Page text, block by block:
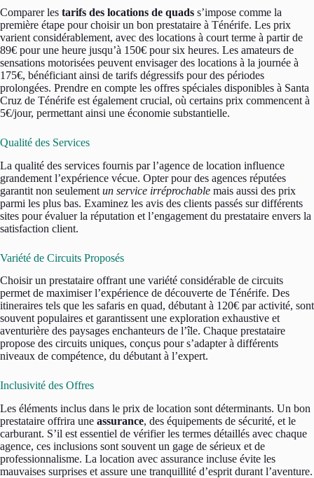
Comparer les tarifs des locations de quads s’impose comme la
première étape pour choisir un bon prestataire à Ténérife. Les prix
varient considérablement, avec des locations à court terme à partir de
89€ pour une heure jusqu’à 150€ pour six heures. Les amateurs de
sensations motorisées peuvent envisager des locations à la journée à
175€, bénéficiant ainsi de tarifs dégressifs pour des périodes
prolongées. Prendre en compte les offres spéciales disponibles à Santa
Cruz de Ténérife est également crucial, où certains prix commencent à
5€/jour, permettant ainsi une économie substantielle.
Qualité des Services
La qualité des services fournis par l’agence de location influence
grandement l’expérience vécue. Opter pour des agences réputées
garantit non seulement un service irréprochable mais aussi des prix
parmi les plus bas. Examinez les avis des clients passés sur différents
sites pour évaluer la réputation et l’engagement du prestataire envers la
satisfaction client.
Variété de Circuits Proposés
Choisir un prestataire offrant une variété considérable de circuits
permet de maximiser l’expérience de découverte de Ténérife. Des
itineraires tels que les safaris en quad, débutant à 120€ par activité, sont
souvent populaires et garantissent une exploration exhaustive et
aventurière des paysages enchanteurs de l’île. Chaque prestataire
propose des circuits uniques, conçus pour s’adapter à différents
niveaux de compétence, du débutant à l’expert.
Inclusivité des Offres
Les éléments inclus dans le prix de location sont déterminants. Un bon
prestataire offrira une assurance, des équipements de sécurité, et le
carburant. S’il est essentiel de vérifier les termes détaillés avec chaque
agence, ces inclusions sont souvent un gage de sérieux et de
professionnalisme. La location avec assurance incluse évite les
mauvaises surprises et assure une tranquillité d’esprit durant l’aventure.